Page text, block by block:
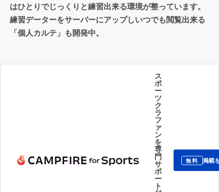
はひとりでじっくりと練習出来る環境が整っています。
練習データーをサーバーにアップしいつでも閲覧出来る
「個人カルテ」も開発中。
ス
ポ
ー
ツ
ク
ラ
フ
ァ
ン
を
専
門
サ
ポ
ー
ト
無料 掲載